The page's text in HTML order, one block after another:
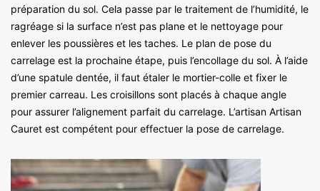
préparation du sol. Cela passe par le traitement de l’humidité, le
ragréage si la surface n’est pas plane et le nettoyage pour
enlever les poussières et les taches. Le plan de pose du
carrelage est la prochaine étape, puis l’encollage du sol. À l’aide
d’une spatule dentée, il faut étaler le mortier-colle et fixer le
premier carreau. Les croisillons sont placés à chaque angle
pour assurer l’alignement parfait du carrelage. L’artisan Artisan
Cauret est compétent pour effectuer la pose de carrelage.